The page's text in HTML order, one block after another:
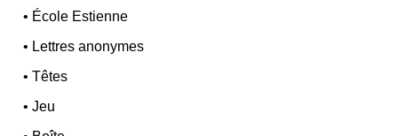
• École Estienne
• Lettres anonymes
•Têtes
•Jeu